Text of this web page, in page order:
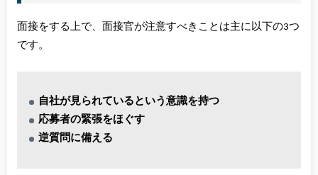
面接をする上で、面接官が注意すべきことは主に以下の3つ
です。
自社が見られているという意識を持つ
応募者の緊張をほぐす
逆質問に備える